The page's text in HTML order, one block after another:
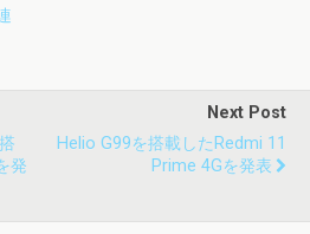
発
Next Post
Helio G99を搭載したRedmi 11
Prime 4Gを発表